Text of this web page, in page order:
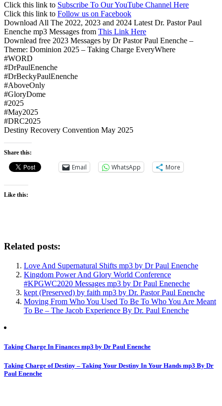
Click this link to Subscribe To Our YouTube Channel Here
Click this link to Follow us on Facebook
Download All The 2022, 2023 and 2024 Latest Dr. Pastor Paul
Enenche mp3 Messages from This Link Here
Downlead free 2023 Messages by Dr Pastor Paul Enenche –
Theme: Dominion 2025 – Taking Charge EveryWhere
#WORD
#DrPaulEnenche
#DrBeckyPaulEnenche
#AboveOnly
#GloryDome
#2025
#May2025
#DRC2025
Destiny Recovery Convention May 2025
Share this:
Email WhatsApp More
Like this:
Related posts:
Love And Supernatural Shifts mp3 by Dr Paul Enenche
Kingdom Power And Glory World Conference
#KPGWC2020 Messages mp3 by Dr Paul Eneneche
kept (Preserved) by faith mp3 by Dr. Pastor Paul Enenche
Moving From Who You Used To Be To Who You Are Meant
To Be – The Jacob Experience By Dr. Paul Enenche
Post
navigation
Taking Charge In Finances mp3 by Dr Paul Enenche
Taking Charge of Destiny – Taking Your Destiny In Your Hands mp3 By Dr
Paul Enenche